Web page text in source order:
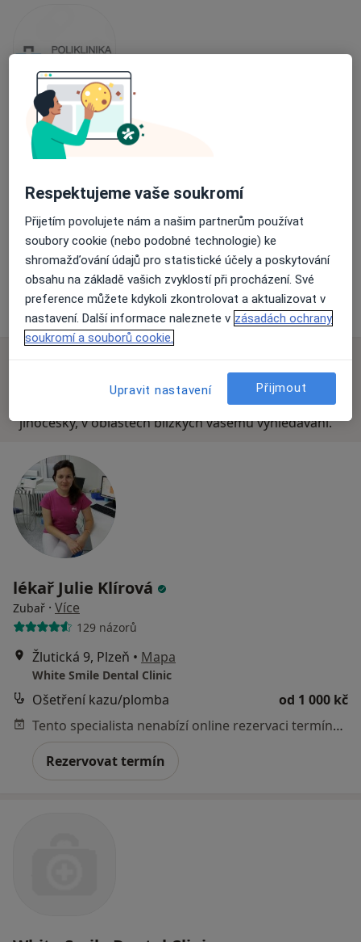
Poliklinika Medipont s.r.o.-
EUROCLINICUM a.s.
144 názorů
Matice školské 1786/17, České Budějovice•Mapa
Poliklinika Medipont s.r.o.- EUROCLINICUM a.s.
Zobrazit profil
Tito specialisté se nacházejí mimo České Budějovice,
jihočeský, v oblastech blízkých vašemu vyhledávání.
lékař Julie Klírová
Zubař · Více
129 názorů
Žlutická 9, Plzeň • Mapa
White Smile Dental Clinic
Ošetření kazu/plomba
od 1 000 kč
Tento specialista nenabízí online rezervaci termínu na této adrese.
Rezervovat termín
Respektujeme vaše soukromí
Přijetím povolujete nám a našim partnerům používat
soubory cookie (nebo podobné technologie) ke
shromažďování údajů pro statistické účely a poskytování
obsahu na základě vašich zvyklostí při procházení. Své
preference můžete kdykoli zkontrolovat a aktualizovat v
nastavení. Další informace naleznete v zásadách ochrany
soukromí a souborů cookie.
Upravit nastavení Přijmout